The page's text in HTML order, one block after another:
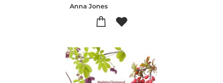
Anna Jones